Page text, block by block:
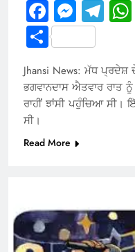
Facebook
Share
Jhansi News: ਮੱਧ ਪ੍ਰਦੇਸ਼
ਭਗਵਾਨਦਾਸ ਐਤਵਾਰ ਰਾਤ
ਰਾਹੀਂ ਝਾਂਸੀ ਪਹੁੰਚਿਆ
ਸੀ।
Read More